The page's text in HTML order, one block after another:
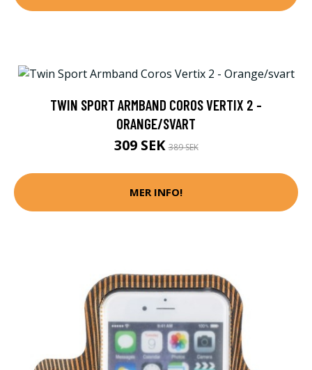
TWIN SPORT ARMBAND COROS VERTIX 2 -
ORANGE/SVART
309 SEK389 SEK
MER INFO!